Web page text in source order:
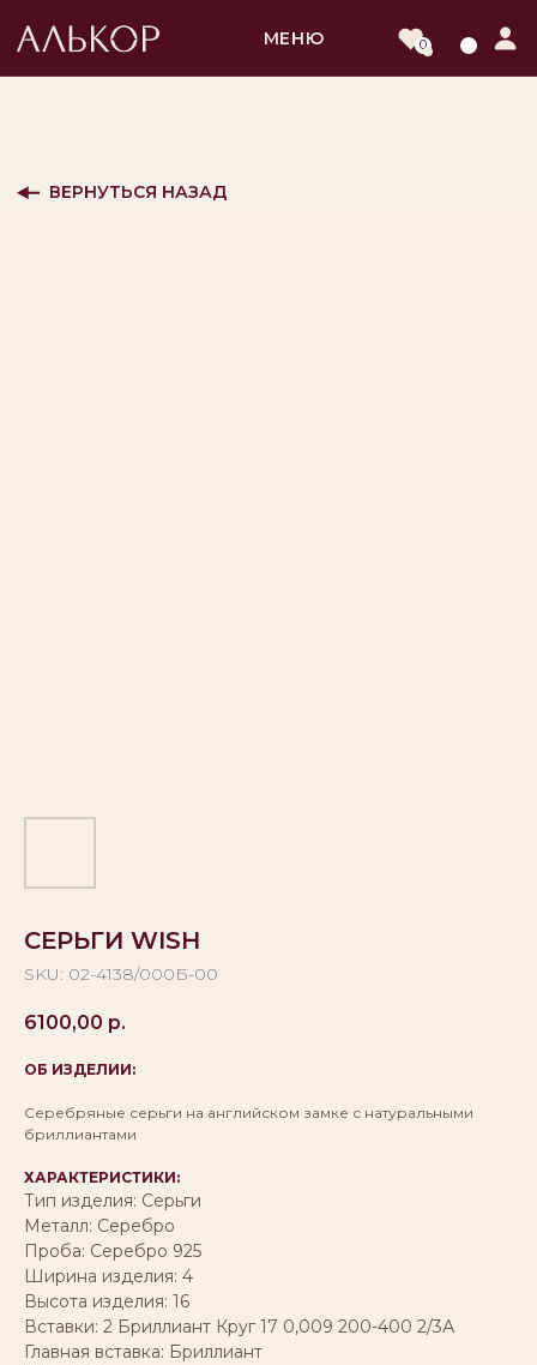
0
СЕРЬГИ WISH
SKU: 02-4138/000Б-00
6100,00 р.
ОБ ИЗДЕЛИИ:
Серебряные серьги на английском замке с натуральными
бриллиантами
ХАРАКТЕРИСТИКИ:
Тип изделия: Серьги
Металл: Серебро
Проба: Серебро 925
Ширина изделия: 4
Высота изделия: 16
Вставки: 2 Бриллиант Круг 17 0,009 200-400 2/3А
Главная вставка: Бриллиант